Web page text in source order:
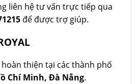
liên hệ tư vấn trực tiếp qua
để được trợ giúp.
thiện tại các thành phố
Chí Minh, Đà Nẵng.